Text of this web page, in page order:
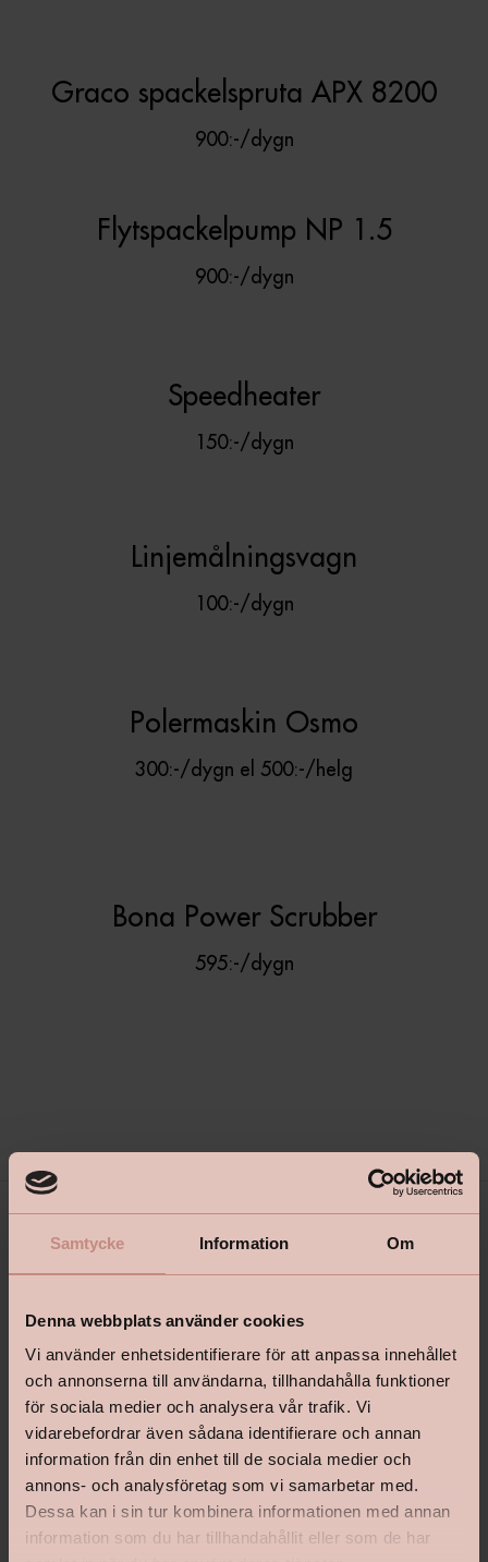
Samtycke Information Om
Denna webbplats använder cookies
Vi använder enhetsidentifierare för att anpassa innehållet
och annonserna till användarna, tillhandahålla funktioner
för sociala medier och analysera vår trafik. Vi
vidarebefordrar även sådana identifierare och annan
information från din enhet till de sociala medier och
annons- och analysföretag som vi samarbetar med.
Dessa kan i sin tur kombinera informationen med annan
information som du har tillhandahållit eller som de har
Graco spackelspruta APX 8200
900:-/dygn
Flytspackelpump NP 1.5
900:-/dygn
Speedheater
150:-/dygn
Linjemålningsvagn
100:-/dygn
Polermaskin Osmo
300:-/dygn el 500:-/helg
Bona Power Scrubber
595:-/dygn
Adress
Herkulesvägen 1 B
553 03 Jönköping
Öppettider
Vardagar: 06:30-18
Lördag: 10-15